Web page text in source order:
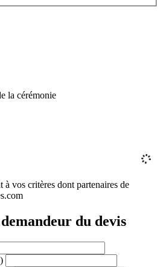
la cérémonie
à vos critères dont partenaires de
du devis